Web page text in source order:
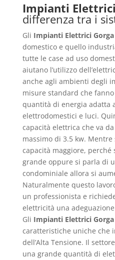
Impianti
differenza tra i
Gli Impianti Elettrici Gorga
domestico e quello
tutte le case ad uso
aiutano l’utilizzo
anche agli ambienti degli
misure standard che
quantità di energia adatta
elettrodomestici e luci.
capacità elettrica che va
massimo di 3.5 kw.
capacità maggiore,
grande oppure si parla di
condominiale allora si
Naturalmente questo
un professionista e
elettricità una
Gli Impianti Elettrici Gorga
caratteristiche uniche che
dell’Alta Tensione. Il
una grande quantità di